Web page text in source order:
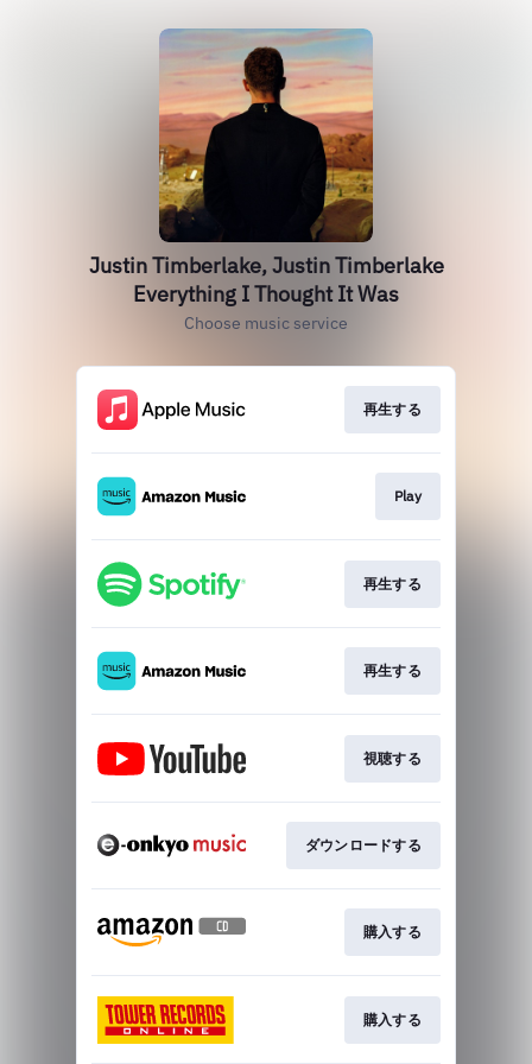
Justin Timberlake, Justin Timberlake
Everything I Thought It Was
Choose music service
再生する
Play
再生する
再生する
視聴する
ダウンロードする
購入する
購入する